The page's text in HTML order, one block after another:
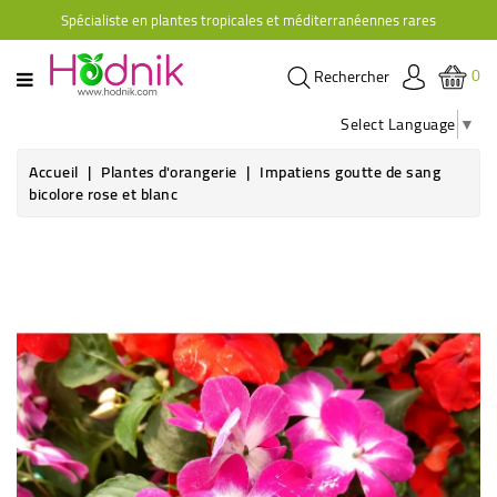
Spécialiste en plantes tropicales et méditerranéennes rares
CATÉGORIE
PLANTES
GRIMPANTES
PLANTES
RUSTIQUES
PLANTES
RETOMBANTES
0
Rechercher
Select Language ▼
Accueil
Plantes d'orangerie Impatiens goutte de sang
bicolore rose et blanc